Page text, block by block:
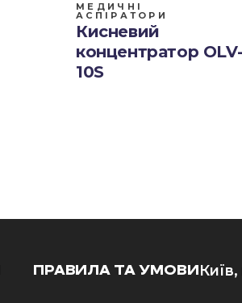
МЕДИЧНІ
АСПІРАТОРИ
Кисневий
концентратор OLV-
10S
ПРАВИЛА ТА УМОВИ